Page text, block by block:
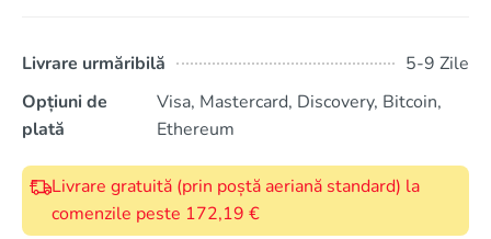
Livrare urmăribilă
5-9 Zile
Opțiuni de
plată
Visa, Mastercard, Discovery, Bitcoin,
Ethereum
Livrare gratuită (prin poștă aeriană standard) la
comenzile peste 172,19 €